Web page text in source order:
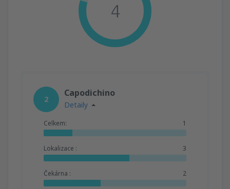
4
2
Capodichino
Detaily
Celkem: 1
Lokalizace : 3
Čekárna : 2